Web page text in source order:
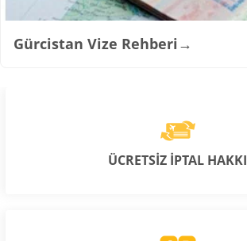
Gürcistan Vize Rehberi→
ÜCRETSİZ İPTAL HAKKI